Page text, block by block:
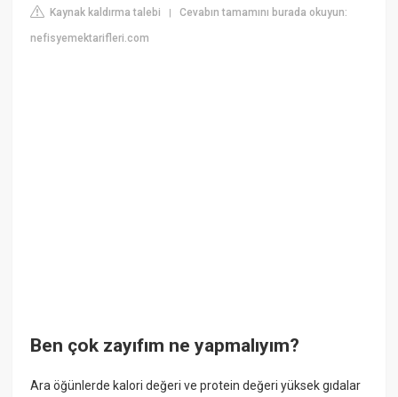
Kaynak kaldırma talebi |Cevabın tamamını burada okuyun:
nefisyemektarifleri.com
Ben çok zayıfım ne yapmalıyım?
Ara öğünlerde kalori değeri ve protein değeri yüksek gıdalar